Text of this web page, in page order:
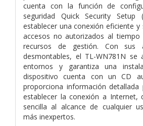
cuenta con la función de
seguridad Quick Security Setup
establecer una conexión eficiente y
accesos no autorizados al tiempo
recursos de gestión. Con sus
desmontables, el TL-WN781N se
entornos y garantiza una
dispositivo cuenta con un CD
proporciona información
establecer la conexión a Internet,
sencilla al alcance de cualquier
más inexpertos.